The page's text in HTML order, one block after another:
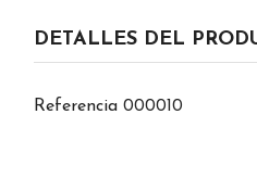
DETALLES DEL
Referencia 000010